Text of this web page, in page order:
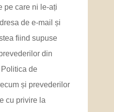
pe care ni le-ați
de e-mail și
fiind supuse
din
de
și prevederilor
cu privire la